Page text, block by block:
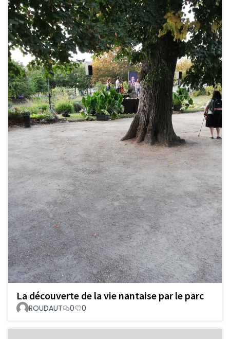
La découverte de la vie nantaise par le parc
ROUDAUT 0 0